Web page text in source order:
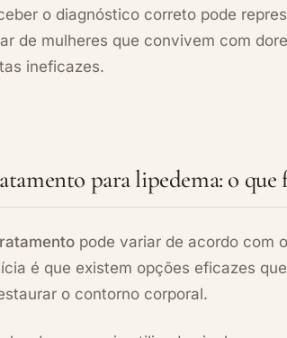
o diagnóstico correto pode
de mulheres que convivem com
ineficazes.
para lipedema: o que
pode variar de acordo com
é que existem opções eficazes
o contorno corporal.